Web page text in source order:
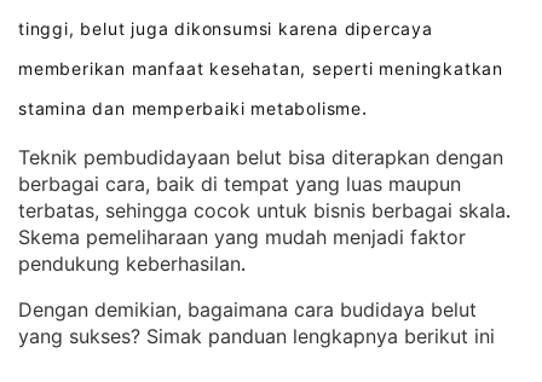
tinggi, belut juga dikonsumsi karena dipercaya
memberikan manfaat kesehatan, seperti meningkatkan
stamina dan memperbaiki metabolisme.
Teknik pembudidayaan belut bisa diterapkan dengan
berbagai cara, baik di tempat yang luas maupun
terbatas, sehingga cocok untuk bisnis berbagai skala
Skema pemeliharaan yang mudah menjadi faktor
pendukung keberhasilan.
Dengan demikian, bagaimana cara budidaya belut
yang sukses? Simak panduan lengkapnya berikut ini